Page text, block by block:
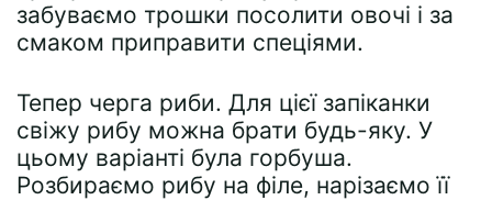
забуваємо трошки посолити овочі і за
смаком приправити спеціями.
Тепер черга риби. Для цієї запіканки
свіжу рибу можна брати будь-яку. У
цьому варіанті була горбуша.
Розбираємо рибу на філе, нарізаємо її